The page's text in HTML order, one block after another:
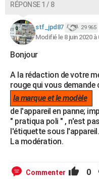
COPAINS D'AVANT
S'inscrire
Se connecter
Lycées
Collèges
Primaires
Universités
Entreprises
Service militaire
Avis de recherche
AVIS DE DÉCÈS
RÉPONSE 1 / 8
stf_jpd87 29 965
Modifié le 8 juin 2020 à
Bonjour
A la rédaction de votre
rouge qui vous demande
la marque et le modèle
de l'appareil en panne;
" pratiqua poli " , n'est
l'étiquette sous l'appareil.
La modération.
Commenter 0